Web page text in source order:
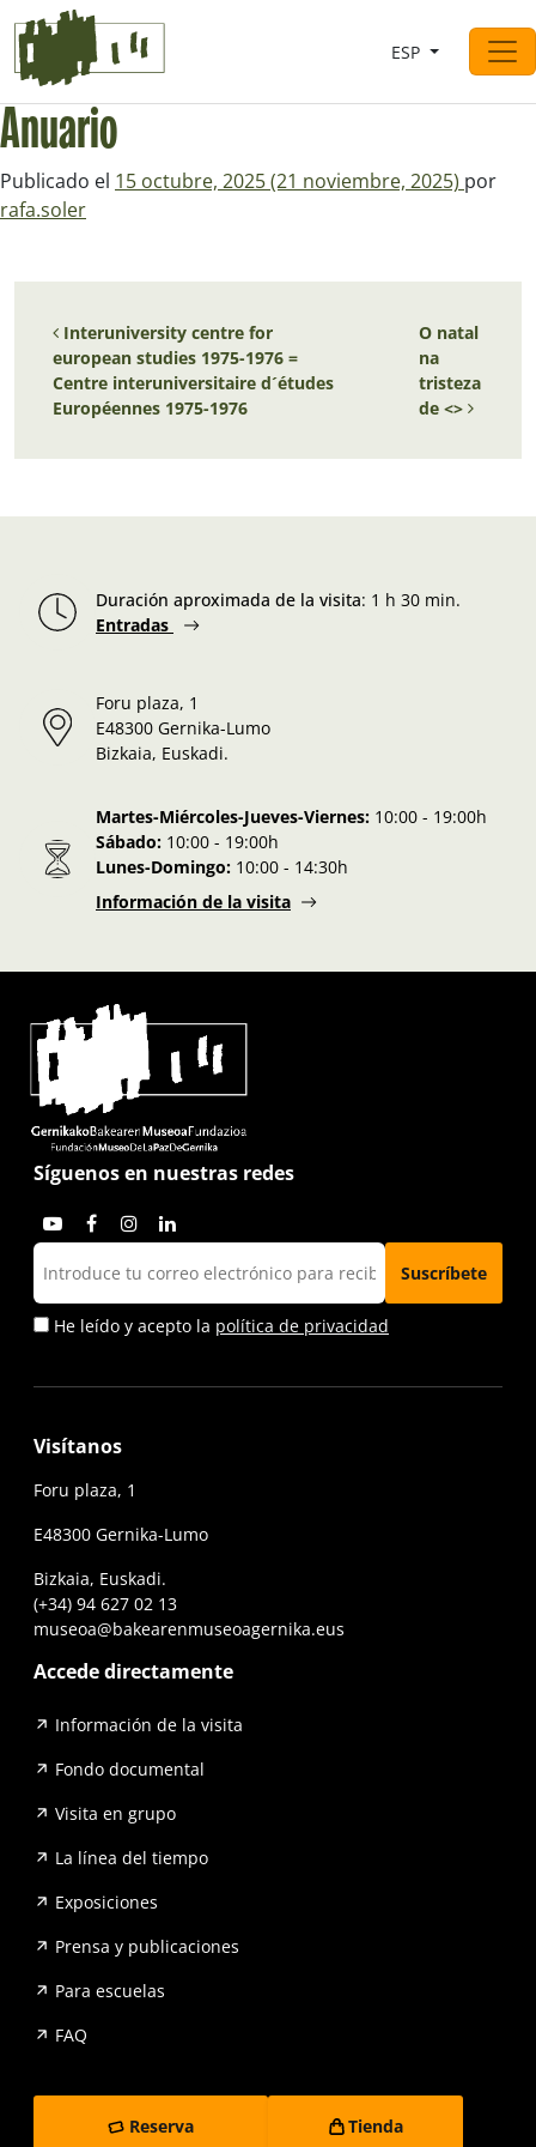
Saltar al contingut
Navegación principal
ESP
Anuario
Publicado el 15 octubre, 2025(21 noviembre, 2025) por
rafa.soler
Navegación de entradas
Interuniversity centre for
european studies 1975-1976 =
Centre interuniversitaire d´études
Européennes 1975-1976
O natal
na
tristeza
de <>
Duración aproximada de la visita: 1 h 30 min.
Entradas
Foru plaza, 1
E48300 Gernika-Lumo
Bizkaia, Euskadi.
Martes-Miércoles-Jueves-Viernes: 10:00 - 19:00h
Sábado: 10:00 - 19:00h
Lunes-Domingo: 10:00 - 14:30h
Información de la visita
Síguenos en nuestras redes
He leído y acepto la política de privacidad
Visítanos
Foru plaza, 1
E48300 Gernika-Lumo
Bizkaia, Euskadi.
(+34) 94 627 02 13
museoa@bakearenmuseoagernika.eus
Accede directamente
Información de la visita
Fondo documental
Visita en grupo
La línea del tiempo
Exposiciones
Prensa y publicaciones
Para escuelas
FAQ
Reserva Tienda